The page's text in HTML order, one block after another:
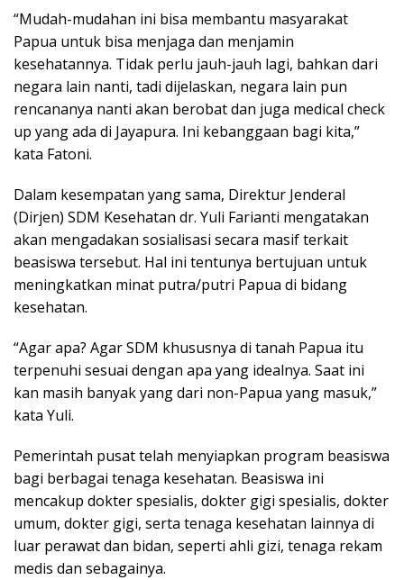
“Mudah-mudahan ini bisa membantu masyarakat
Papua untuk bisa menjaga dan menjamin
kesehatannya. Tidak perlu jauh-jauh lagi, bahkan dari
negara lain nanti, tadi dijelaskan, negara lain pun
rencananya nanti akan berobat dan juga medical check
up yang ada di Jayapura. Ini kebanggaan bagi kita,”
kata Fatoni.
Dalam kesempatan yang sama, Direktur Jenderal
(Dirjen) SDM Kesehatan dr. Yuli Farianti mengatakan
akan mengadakan sosialisasi secara masif terkait
beasiswa tersebut. Hal ini tentunya bertujuan untuk
meningkatkan minat putra/putri Papua di bidang
kesehatan.
“Agar apa? Agar SDM khususnya di tanah Papua itu
terpenuhi sesuai dengan apa yang idealnya. Saat ini
kan masih banyak yang dari non-Papua yang masuk,”
kata Yuli.
Pemerintah pusat telah menyiapkan program beasiswa
bagi berbagai tenaga kesehatan. Beasiswa ini
mencakup dokter spesialis, dokter gigi spesialis, dokter
umum, dokter gigi, serta tenaga kesehatan lainnya di
luar perawat dan bidan, seperti ahli gizi, tenaga rekam
medis dan sebagainya.